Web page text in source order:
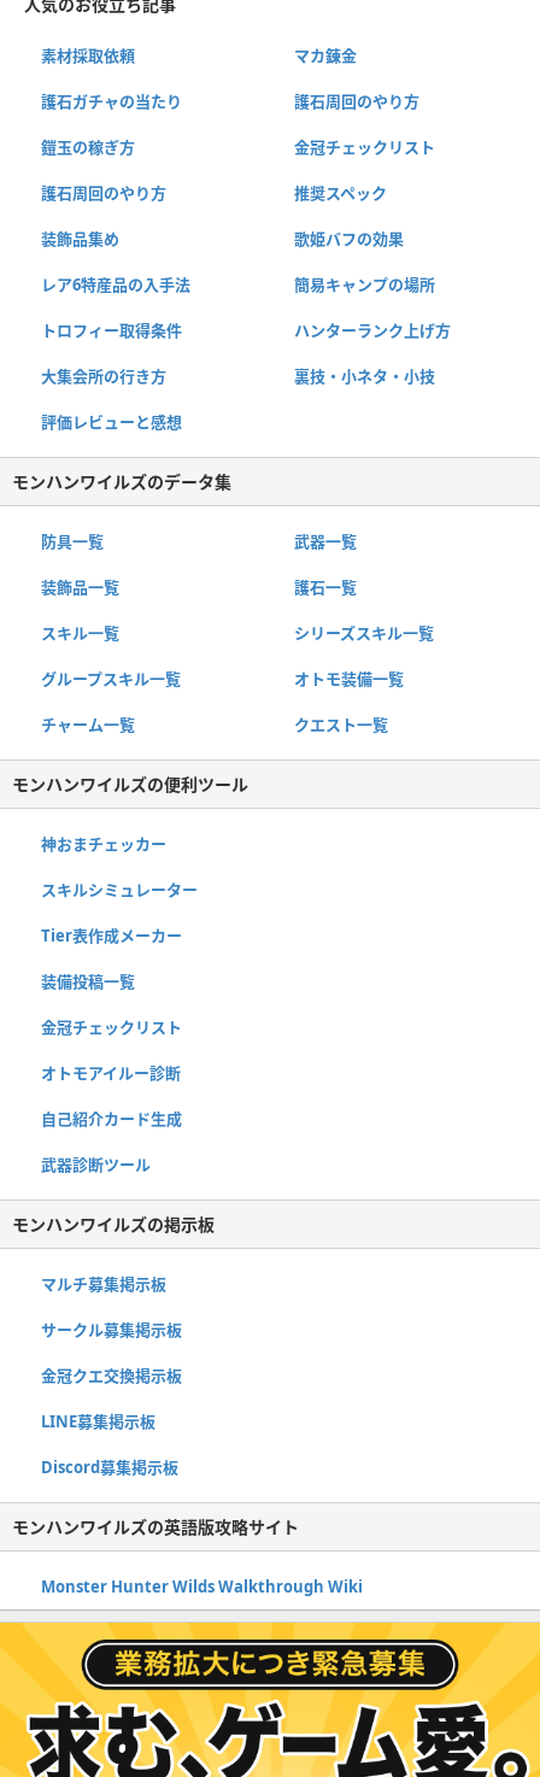
人気のお役立ち記事
素材採取依頼 マカ錬金
護石ガチャの当たり 護石周回のやり方
鎧玉の稼ぎ方 金冠チェックリスト
護石周回のやり方 推奨スペック
装飾品集め 歌姫バフの効果
レア6特産品の入手法 簡易キャンプの場所
トロフィー取得条件 ハンターランク上げ方
大集会所の行き方 裏技・小ネタ・小技
評価レビューと感想
モンハンワイルズのデータ集
防具一覧 武器一覧
装飾品一覧 護石一覧
スキル一覧 シリーズスキル一覧
グループスキル一覧 オトモ装備一覧
チャーム一覧 クエスト一覧
モンハンワイルズの便利ツール
神おまチェッカー
スキルシミュレーター
Tier表作成メーカー
装備投稿一覧
金冠チェックリスト
オトモアイルー診断
自己紹介カード生成
武器診断ツール
モンハンワイルズの掲示板
マルチ募集掲示板
サークル募集掲示板
金冠クエ交換掲示板
LINE募集掲示板
Discord募集掲示板
モンハンワイルズの英語版攻略サイト
Monster Hunter Wilds Walkthrough Wiki